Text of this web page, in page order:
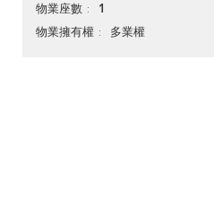
物業座數 1
物業擁有權 多業權